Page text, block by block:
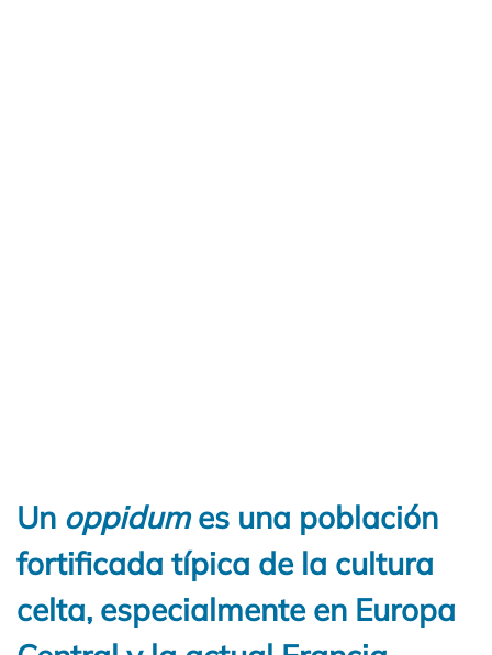
Un oppidumes una población
fortificada típica de la cultura
celta, especialmente en Europa